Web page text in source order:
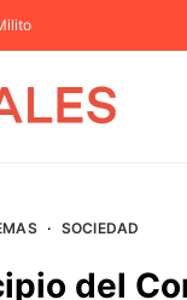
· SOCIEDAD
del